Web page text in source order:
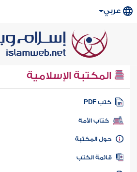
عربي
المكتبة الإسلامية
كتب PDF
كتاب الأمة
المكتبة